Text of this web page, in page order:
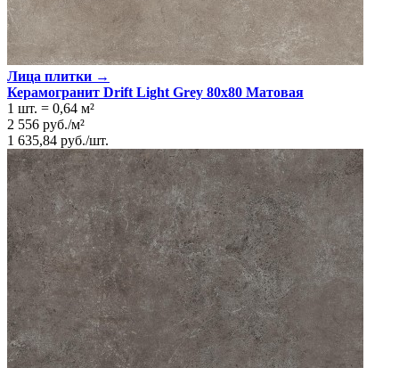
Лица плитки →
Керамогранит Drift Light Grey 80x80 Матовая
1 шт. = 0,64 м²
2 556 руб./м²
1 635,84 руб./шт.